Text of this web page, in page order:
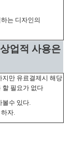
는 디자인의
업적 사용은
만 유료결제시 해당
할 필요가 없다
볼수 있다.
자.